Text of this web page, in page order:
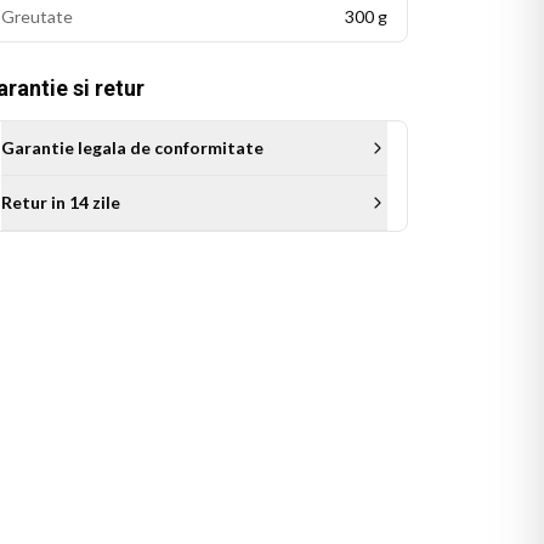
Greutate 300 g
si retur
Garantie legala de conformitate
Retur in 14 zile